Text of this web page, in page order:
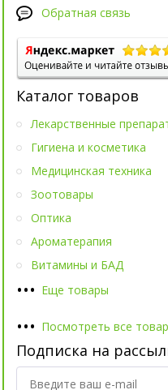
Обратная связь
Каталог товаров
••• Еще товары
Лекарственные
Гигиена и косметика
Медицинская техника
Зоотовары
Оптика
Ароматерапия
Витамины и БАД
••• Посмотреть все
Подписка на